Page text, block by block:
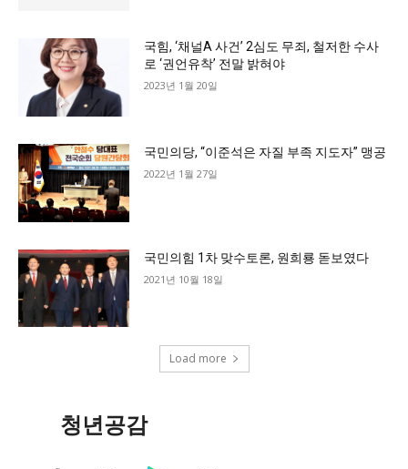
국힘, ‘채널A 사건’ 2심도 무죄, 철저한 수사
로 ‘권언유착’ 전말 밝혀야
2023년 1월 20일
국민의당, “이준석은 자질 부족 지도자” 맹공
2022년 1월 27일
국민의힘 1차 맞수토론, 원희룡 돋보였다
2021년 10월 18일
Load more
청년공감